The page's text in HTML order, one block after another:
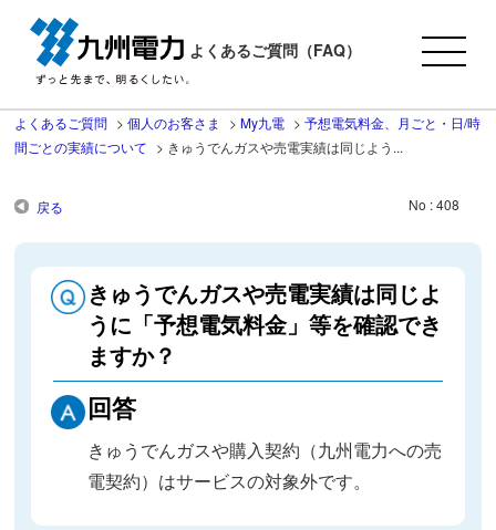
よくあるご質問（FAQ）
よくあるご質問 >個人のお客さま >My九電 >予想電気料金、月ごと・日/時
間ごとの実績について > きゅうでんガスや売電実績は同じよう...
戻る No : 408
きゅうでんガスや売電実績は同じよ
うに「予想電気料金」等を確認でき
ますか？
回答
きゅうでんガスや購入契約（九州電力への売
電契約）はサービスの対象外です。